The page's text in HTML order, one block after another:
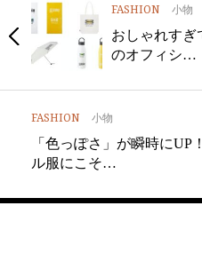
FASHION 小物
おしゃれすぎ
のオフィシ…
FASHION 小物
「色っぽさ」が瞬時にUP
ル服にこそ…